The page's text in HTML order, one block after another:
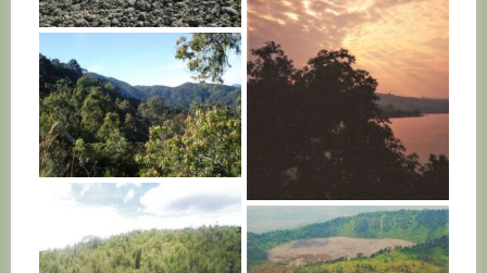
R. D. CONGO
R. D. CONGO
R. D. CONGO